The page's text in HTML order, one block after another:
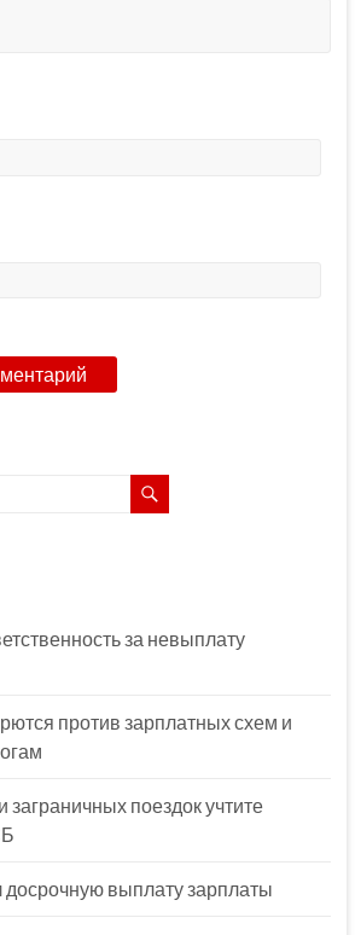
за невыплату
против зарплатных схем и
поездок учтите
досрочную выплату зарплаты